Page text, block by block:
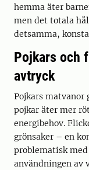
hemma äter
men det totala
detsamma,
Pojkars och
avtryck
Pojkars
pojkar äter mer
energibehov.
grönsaker – en
problematisk
användningen av